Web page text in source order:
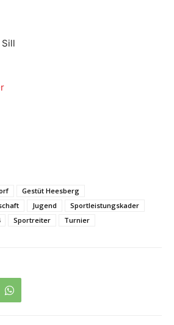
Sill
Gestüt Heesberg
Jugend
Sportleistungskader
Sportreiter Turnier